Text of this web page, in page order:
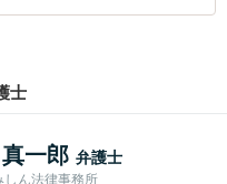
士
一郎 弁護士
しん法律事務所